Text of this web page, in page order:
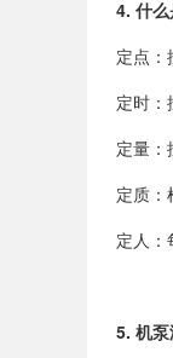
4. 什
定点：
定时：
定量：
定质：
定人：
5. 机